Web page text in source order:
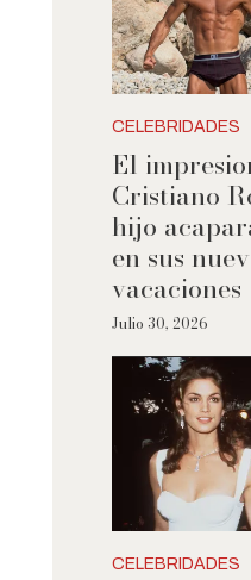
CELEBRIDADES
El
Cristiano
hijo
en sus
vacaciones
Julio 30, 2026
CELEBRIDADES